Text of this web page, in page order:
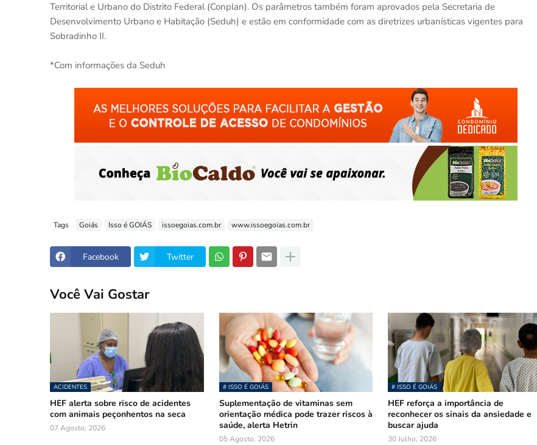
Territorial e Urbano do Distrito Federal (Conplan). Os parâmetros também foram aprovados pela Secretaria de
Desenvolvimento Urbano e Habitação (Seduh) e estão em conformidade com as diretrizes urbanísticas vigentes para
Sobradinho II.
*Com informações da Seduh
Tags Goiás Isso é GOIÁS issoegoias.com.br www.issoegoias.com.br
Facebook Twitter
Você Vai Gostar
ACIDENTES
HEF alerta sobre risco de acidentes
com animais peçonhentos na seca
07 Agosto, 2026
# ISSO É GOIÁS
Suplementação de vitaminas sem
orientação médica pode trazer riscos à
saúde, alerta Hetrin
05 Agosto, 2026
# ISSO É GOIÁS
HEF reforça a importância de
reconhecer os sinais da ansiedade e
buscar ajuda
30 Julho, 2026